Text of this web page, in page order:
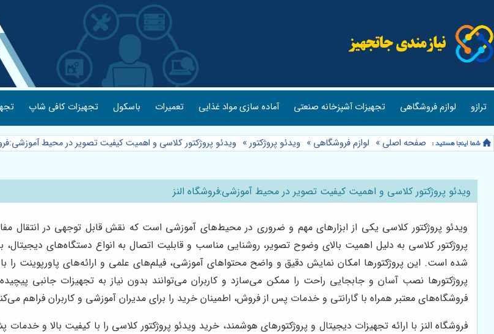
ترازو لوازم فروشگاهی تجهیزات آشپزخانه صنعتی آماده سازی مواد غذایی تعمیرات باسکول تجهیزات کافی شاپ
صفحه اصلی » لوازم فروشگاهی » ویدئو پروژکتور» ویدئو پروژکتور کلاسی و اهمیت کیفیت تصویر در محیط
ویدئو پروژکتور کلاسی و اهمیت کیفیت تصویر در محیط آموزشی:فروشگاه النز
ویدئو پروژکتور کلاسی یکی از ابزارهای مهم و ضروری در محیط‌های آموزشی است که نقش قابل توجهی در انتقال
پروژکتور کلاسی به دلیل اهمیت بالای وضوح تصویر، روشنایی مناسب و قابلیت اتصال به انواع دستگاه‌های
شده است. این پروژکتورها امکان نمایش دقیق و واضح محتواهای آموزشی، فیلم‌های علمی و ارائه‌های پاورپوینت
پروژکتورها نصب آسان و جابجایی راحت را ممکن می‌سازد و کاربران می‌توانند بدون نیاز به تجهیزات جانبی
فروشگاه‌های معتبر همراه با گارانتی و خدمات پس از فروش، اطمینان خرید را برای مدیران آموزشی و کاربران فراهم
فروشگاه النز با ارائه تجهیزات دیجیتال و پروژکتورهای هوشمند، خرید ویدئو پروژکتور کلاسی را با کیفیت بالا و